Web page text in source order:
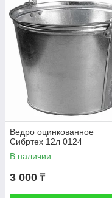
Ведро оцинкованное
Сибртех 12л 0124
В наличии
3 000 ₸